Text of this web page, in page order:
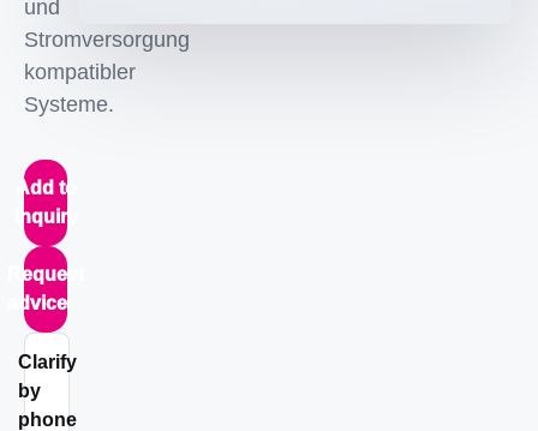
und
Stromversorgung
kompatibler
Systeme.
Add to
inquiry
Request
advice
Clarify
by
phone